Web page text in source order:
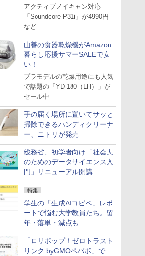
マーSALE
アクティブノイキャン対応
「Soundcore P31i」が4990円
など
山善の食器乾燥機がAmazon
暮らし応援サマーSALEで安
い！
プラモデルの乾燥用途にも人気
で話題の「YD-180（LH）」が
セール中
手の届く場所に置いてサッと
掃除できるハンディクリーナ
ー、ニトリが発売
総務省、初学者向け「社会人
のためのデータサイエンス入
門」リニューアル開講
特集
学生の「生成AIコピペ」レポ
ートで悩む大学教員たち。留
年・落単・減点も
「ロリポップ！ゼロトラスト
リンク byGMOペパボ」で